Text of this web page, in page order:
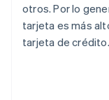
otros. Por lo
tarjeta es más
tarjeta de crédito.